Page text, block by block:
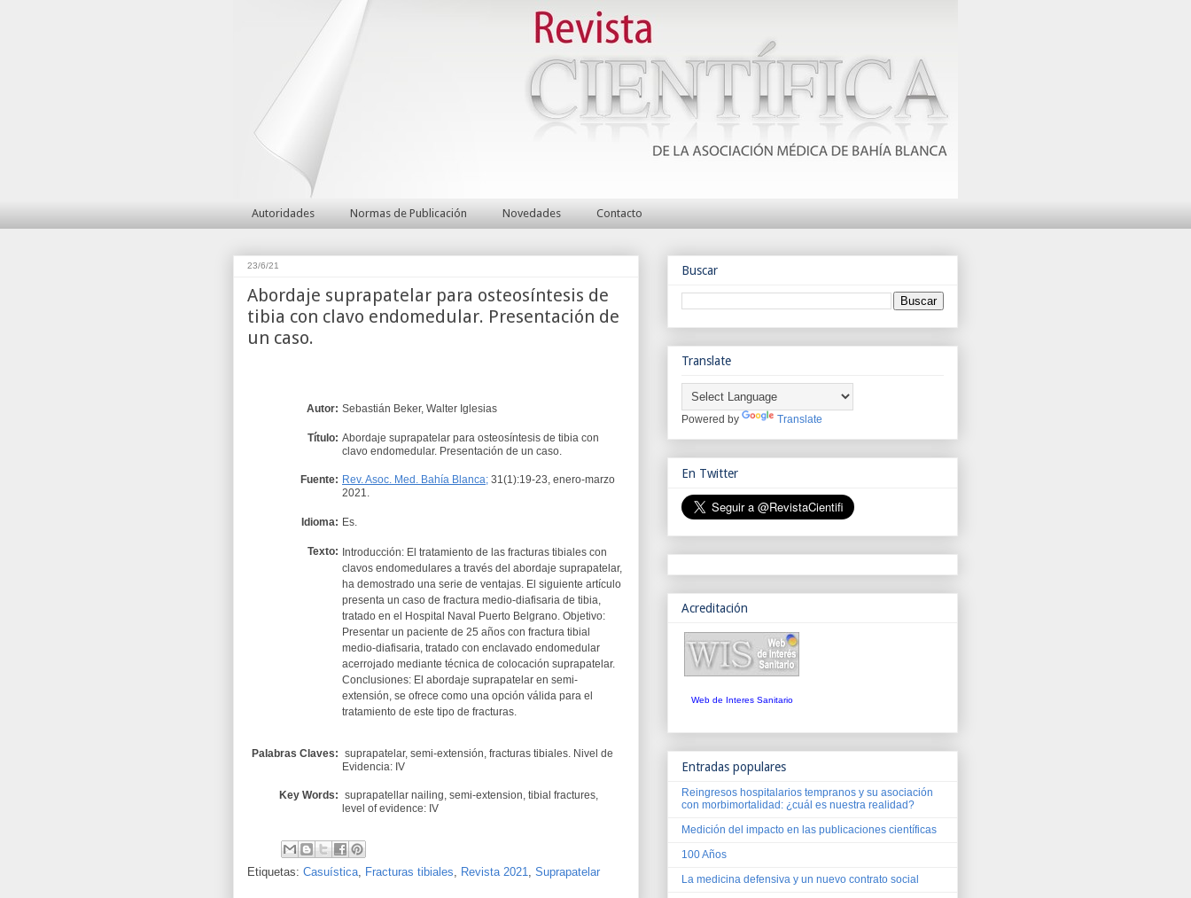
Autoridades Normas de Publicación Novedades Contacto
23/6/21
Abordaje suprapatelar para osteosíntesis de
tibia con clavo endomedular. Presentación de
un caso.
Autor: Sebastián Beker, Walter Iglesias
Título: Abordaje suprapatelar para osteosíntesis de tibia con
clavo endomedular. Presentación de un caso.
Fuente: Rev. Asoc. Med. Bahía Blanca; 31(1):19-23, enero-marzo
2021.
Idioma: Es.
Texto: Introducción: El tratamiento de las fracturas tibiales con
clavos endomedulares a través del abordaje suprapatelar,
ha demostrado una serie de ventajas. El siguiente artículo
presenta un caso de fractura medio-diafisaria de tibia,
tratado en el Hospital Naval Puerto Belgrano. Objetivo:
Presentar un paciente de 25 años con fractura tibial
medio-diafisaria, tratado con enclavado endomedular
acerrojado mediante técnica de colocación suprapatelar.
Conclusiones: El abordaje suprapatelar en semi-
extensión, se ofrece como una opción válida para el
tratamiento de este tipo de fracturas.
Palabras Claves: suprapatelar, semi-extensión, fracturas tibiales. Nivel de
Evidencia: IV
Key Words: suprapatellar nailing, semi-extension, tibial fractures,
level of evidence: IV
Etiquetas: Casuística Fracturas tibiales Revista 2021 Suprapatelar
Buscar
Translate
Powered by Translate
En Twitter
Acreditación
Web de Interes Sanitario
Entradas populares
Reingresos hospitalarios tempranos y su asociación
con morbimortalidad: ¿cuál es nuestra realidad?
Medición del impacto en las publicaciones científicas
100 Años
La medicina defensiva y un nuevo contrato social